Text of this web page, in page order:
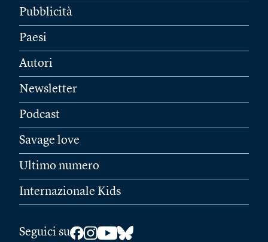
Pubblicità
Paesi
Autori
Newsletter
Podcast
Savage love
Ultimo numero
Internazionale Kids
Seguici su